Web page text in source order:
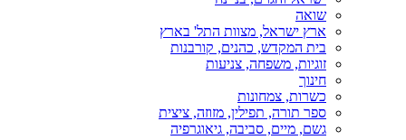
שואה
ארץ ישראל, מצוות התל' בארץ
בית המקדש, כהנים, קורבנות
זוגיות, משפחה, צניעות
חינוך
כשרות, צמחונות
ספר תורה, תפילין, מזוזה, ציצית
גשם, מיים, סביבה, גיאוגרפיה